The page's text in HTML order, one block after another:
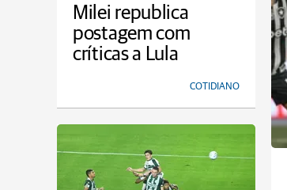
Milei republica
postagem com
críticas a Lula
COTIDIANO